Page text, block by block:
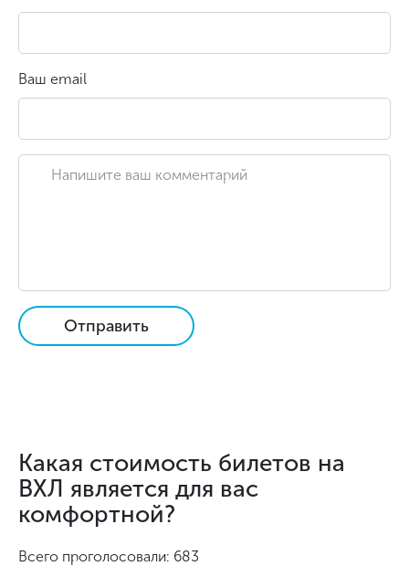
Ваш email
Отправить
Какая стоимость билетов на
ВХЛ является для вас
комфортной?
Всего проголосовали: 683